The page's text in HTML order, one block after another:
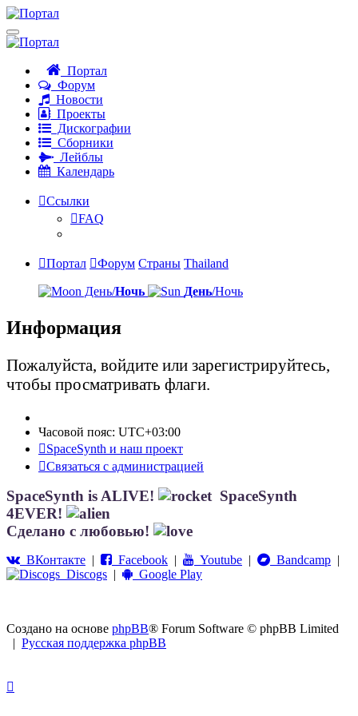
Портал
Форум
Новости
Проекты
Дискографии
Сборники
Лейблы
Календарь
Ссылки
FAQ
Портал Форум Страны Thailand
День/Ночь День/Ночь
Информация
Пожалуйста, войдите или зарегистрируйтесь,
чтобы просматривать флаги.
Часовой пояс: UTC+03:00
SpaceSynth и наш проект
Связаться с администрацией
SpaceSynth is ALIVE!
SpaceSynth
4EVER!
Сделано с любовью!
ВКонтакте | Facebook | Youtube | Bandcamp |
Discogs | Google Play
Создано на основе phpBB® Forum Software © phpBB Limited
| Русская поддержка phpBB